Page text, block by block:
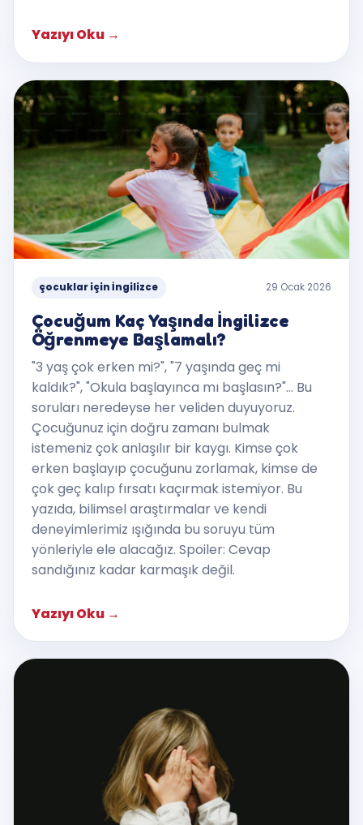
Yazıyı Oku →
çocuklar için İngilizce 29 Ocak 2026
Çocuğum Kaç Yaşında İngilizce
Öğrenmeye Başlamalı?
"3 yaş çok erken mi?", "7 yaşında geç mi
kaldık?", "Okula başlayınca mı başlasın?"... Bu
soruları neredeyse her veliden duyuyoruz.
Çocuğunuz için doğru zamanı bulmak
istemeniz çok anlaşılır bir kaygı. Kimse çok
erken başlayıp çocuğunu zorlamak, kimse de
çok geç kalıp fırsatı kaçırmak istemiyor. Bu
yazıda, bilimsel araştırmalar ve kendi
deneyimlerimiz ışığında bu soruyu tüm
yönleriyle ele alacağız. Spoiler: Cevap
sandığınız kadar karmaşık değil.
Yazıyı Oku →